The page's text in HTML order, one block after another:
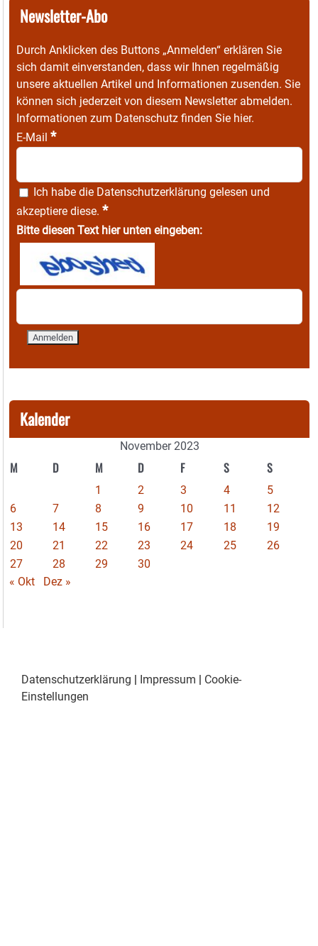
Newsletter-Abo
Durch Anklicken des Buttons „Anmelden“ erklären Sie
sich damit einverstanden, dass wir Ihnen regelmäßig
unsere aktuellen Artikel und Informationen zusenden. Sie
können sich jederzeit von diesem Newsletter abmelden.
Informationen zum Datenschutz finden Sie hier.
E-Mail *
Ich habe die Datenschutzerklärung gelesen und
akzeptiere diese. *
Bitte diesen Text hier unten eingeben:
Kalender
November 2023
M D M D F S S
1 2 3 4
5
6
7 8 9 10 11
12
13
14 15 16 17 18
19
20
21 22 23 24 25
26
27
28 29
30
« Okt
Dez »
Datenschutzerklärung Impressum
Cookie-
Einstellungen